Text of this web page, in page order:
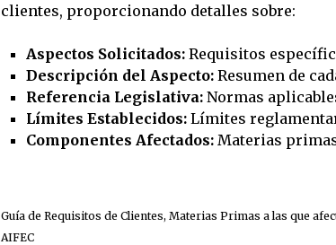
clientes, proporcionando detalles sobre:
Aspectos Solicitados: Requisitos
Descripción del Aspecto: Resumen de
Referencia Legislativa: Normas
Límites Establecidos: Límites
Componentes Afectados: Materias
Guía de Requisitos de Clientes, Materias Primas a las que
AIFEC